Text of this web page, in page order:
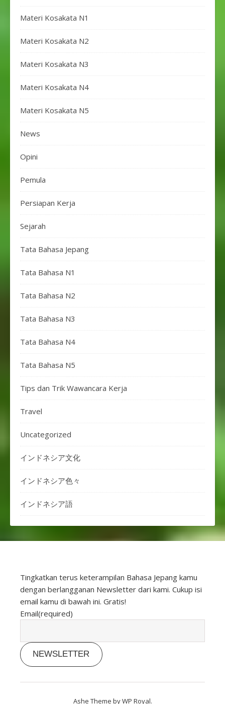
Materi Kosakata N1
Materi Kosakata N2
Materi Kosakata N3
Materi Kosakata N4
Materi Kosakata N5
News
Opini
Pemula
Persiapan Kerja
Sejarah
Tata Bahasa Jepang
Tata Bahasa N1
Tata Bahasa N2
Tata Bahasa N3
Tata Bahasa N4
Tata Bahasa N5
Tips dan Trik Wawancara Kerja
Travel
Uncategorized
インドネシア文化
インドネシア色々
インドネシア語
Tingkatkan terus keterampilan Bahasa Jepang kamu
dengan berlangganan Newsletter dari kami. Cukup isi
email kamu di bawah ini. Gratis!
Email(required)
NEWSLETTER
Ashe Theme byWP Royal.